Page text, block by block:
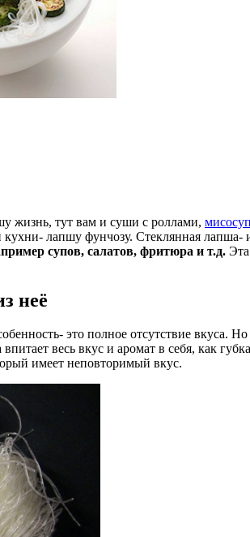
жизнь, тут вам и суши с роллами, мисосуп
лапшу фунчозу. Стеклянная лапша-
супов, салатов, фритюра и т.д.
неё
это полное отсутствие вкуса.
весь вкус и аромат в себя, как
имеет неповторимый вкус.